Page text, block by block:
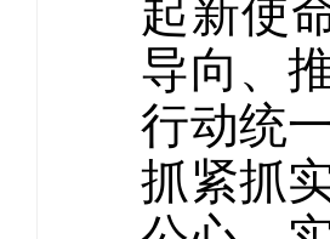
起新使
导向、
行动统
抓紧抓